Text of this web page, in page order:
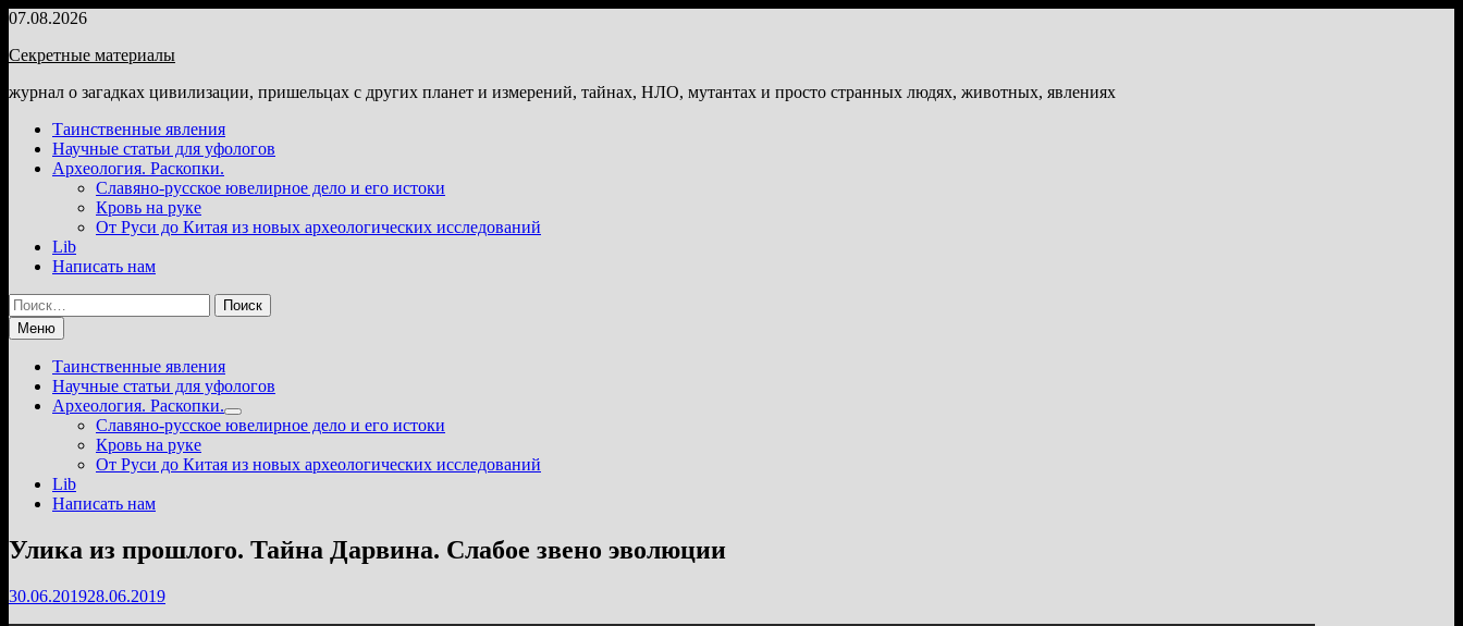
Перейти
содержимому
07.08.2026
Секретные материалы
журнал о загадках цивилизации, пришельцах с других планет и измерений, тайнах, НЛО, мутантах и просто странных людях, животных, явлениях
Таинственные явления
Научные статьи для уфологов
Археология. Раскопки.
Славяно-русское ювелирное дело и его истоки
Кровь на руке
От Руси до Китая из новых археологических исследований
Lib
Написать нам
Найти:
Меню
Таинственные явления
Научные статьи для уфологов
Археология. Раскопки.
Показать
подменю
Славяно-русское ювелирное дело и его истоки
Кровь на руке
От Руси до Китая из новых археологических исследований
Lib
Написать нам
Улика из прошлого. Тайна Дарвина. Слабое звено эволюции
30.06.201928.06.2019